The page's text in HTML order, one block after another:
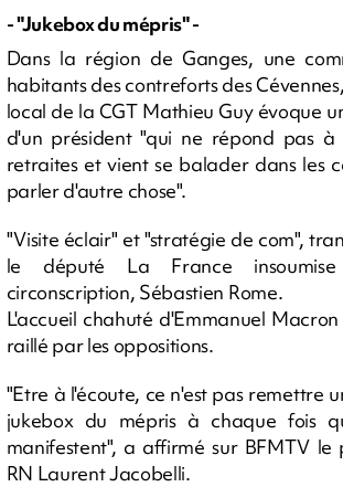
- "Jukebox du mépris" -
Dans la région de Ganges, une
habitants des contreforts des
local de la CGT Mathieu Guy évoque
d'un président "qui ne répond pas à
retraites et vient se balader dans les
parler d'autre chose".
"Visite éclair" et "stratégie de com",
le député La France
circonscription, Sébastien Rome.
L'accueil chahuté d'Emmanuel
raillé par les oppositions.
"Etre à l'écoute, ce n'est pas remettre
jukebox du mépris à chaque fois
manifestent", a affirmé sur BFMTV
RN Laurent Jacobelli.